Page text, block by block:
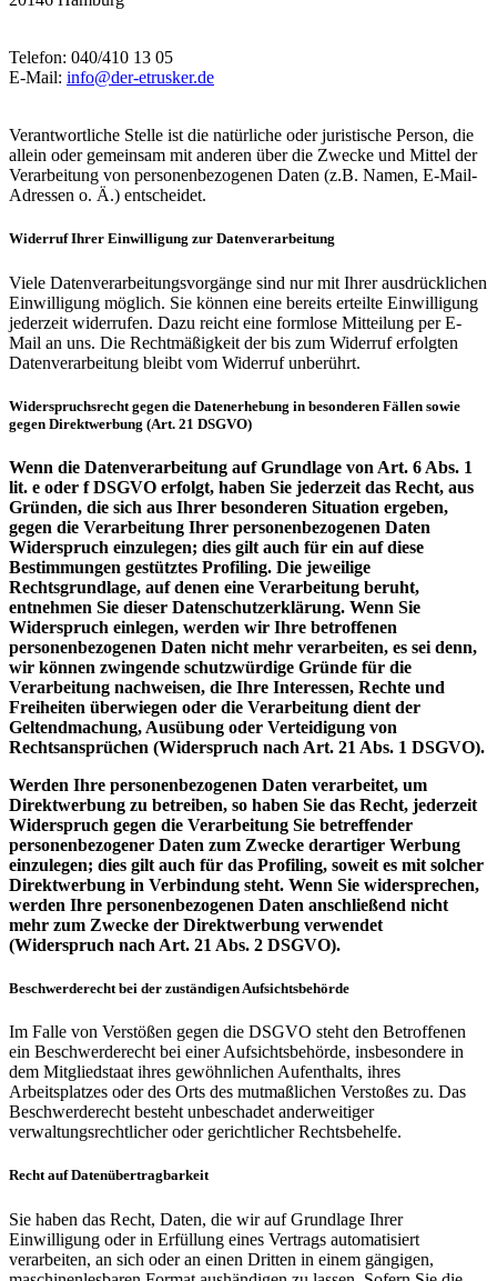
Telefon: 040/410 13 05
E-Mail: info@der-etrusker.de
Verantwortliche Stelle ist die natürliche oder juristische Person, die
allein oder gemeinsam mit anderen über die Zwecke und Mittel der
Verarbeitung von personenbezogenen Daten (z.B. Namen, E-Mail-
Adressen o. Ä.) entscheidet.
Widerruf Ihrer Einwilligung zur Datenverarbeitung
Viele Datenverarbeitungsvorgänge sind nur mit Ihrer ausdrücklichen
Einwilligung möglich. Sie können eine bereits erteilte Einwilligung
jederzeit widerrufen. Dazu reicht eine formlose Mitteilung per E-
Mail an uns. Die Rechtmäßigkeit der bis zum Widerruf erfolgten
Datenverarbeitung bleibt vom Widerruf unberührt.
Widerspruchsrecht gegen die Datenerhebung in besonderen Fällen sowie
gegen Direktwerbung (Art. 21 DSGVO)
Wenn die Datenverarbeitung auf Grundlage von Art. 6 Abs. 1
lit. e oder f DSGVO erfolgt, haben Sie jederzeit das Recht, aus
Gründen, die sich aus Ihrer besonderen Situation ergeben,
gegen die Verarbeitung Ihrer personenbezogenen Daten
Widerspruch einzulegen; dies gilt auch für ein auf diese
Bestimmungen gestütztes Profiling. Die jeweilige
Rechtsgrundlage, auf denen eine Verarbeitung beruht,
entnehmen Sie dieser Datenschutzerklärung. Wenn Sie
Widerspruch einlegen, werden wir Ihre betroffenen
personenbezogenen Daten nicht mehr verarbeiten, es sei denn,
wir können zwingende schutzwürdige Gründe für die
Verarbeitung nachweisen, die Ihre Interessen, Rechte und
Freiheiten überwiegen oder die Verarbeitung dient der
Geltendmachung, Ausübung oder Verteidigung von
Rechtsansprüchen (Widerspruch nach Art. 21 Abs. 1 DSGVO).
Werden Ihre personenbezogenen Daten verarbeitet, um
Direktwerbung zu betreiben, so haben Sie das Recht, jederzeit
Widerspruch gegen die Verarbeitung Sie betreffender
personenbezogener Daten zum Zwecke derartiger Werbung
einzulegen; dies gilt auch für das Profiling, soweit es mit solcher
Direktwerbung in Verbindung steht. Wenn Sie widersprechen,
werden Ihre personenbezogenen Daten anschließend nicht
mehr zum Zwecke der Direktwerbung verwendet
(Widerspruch nach Art. 21 Abs. 2 DSGVO).
Beschwerderecht bei der zuständigen Aufsichtsbehörde
Im Falle von Verstößen gegen die DSGVO steht den Betroffenen
ein Beschwerderecht bei einer Aufsichtsbehörde, insbesondere in
dem Mitgliedstaat ihres gewöhnlichen Aufenthalts, ihres
Arbeitsplatzes oder des Orts des mutmaßlichen Verstoßes zu. Das
Beschwerderecht besteht unbeschadet anderweitiger
verwaltungsrechtlicher oder gerichtlicher Rechtsbehelfe.
Recht auf Datenübertragbarkeit
Sie haben das Recht, Daten, die wir auf Grundlage Ihrer
Einwilligung oder in Erfüllung eines Vertrags automatisiert
verarbeiten, an sich oder an einen Dritten in einem gängigen,